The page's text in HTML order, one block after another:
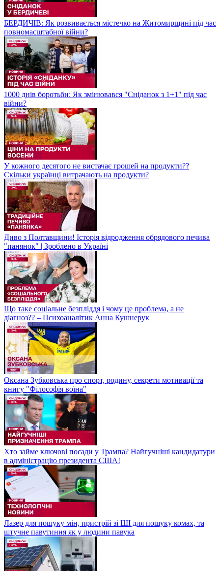
БЕРДИЧІВ: Як розвивається містечко на Житомирщині під час
повномасштабної війни?
1000 днів боротьби: Як змінювався "Сніданок з 1+1" під час
війни?
У кожного десятого не вистачає грошей на продукти??
Скільки українці витрачають на продукти?
Диво з Полтавщини! Історія відродження обрядового печива
"панянок" | Зроблено в Україні
Що таке соціальне безпліддя і чому це проблема, а не
діагноз?? – Психоаналітик Анна Кушнерук
Оксана Зубковська про спорт, родину, секрети мотивації та
книгу "Філософія воїна"
Хто займе ключові посади у Трампа? Найгучніші кандидатури
в адміністрацію президента США!
Лазер для пошуку мін, пристрій зі ШІ для пошуку комах, та
штучне павутиння як у людини павука